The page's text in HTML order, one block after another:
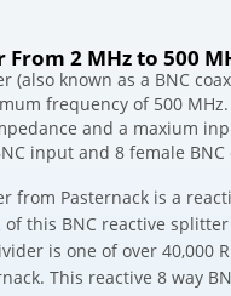
2 MHz to 500
(also known as a BNC
frequency of 500
and a maxium
input and 8 female
from Pasternack is a
of this BNC reactive
is one of over 40,000
This reactive 8 way